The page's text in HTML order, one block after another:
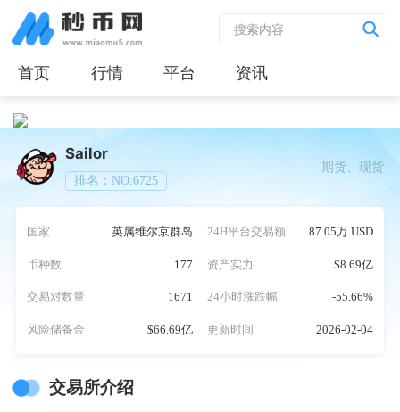
首页 行情 平台 资讯
Sailor
排名：NO.6725
期货、现货
国家 英属维尔京群岛 24H平台交易额 87.05万 USD
币种数 177 资产实力 $8.69亿
交易对数量 1671 24小时涨跌幅 -55.66%
风险储备金 $66.69亿 更新时间 2026-02-04
交易所介绍